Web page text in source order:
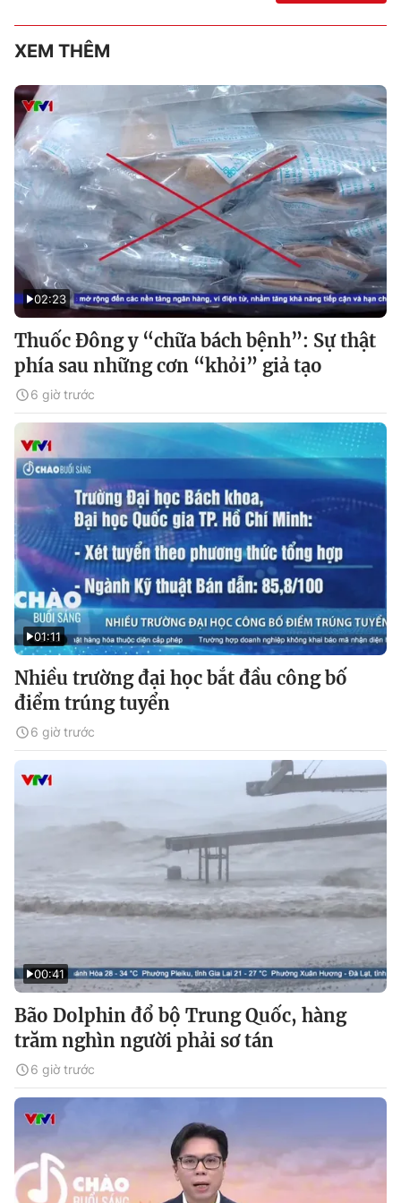
XEM THÊM
02:23
Thuốc Đông y “chữa bách bệnh”: Sự thật
phía sau những cơn “khỏi” giả tạo
6 giờ trước
01:11
Nhiều trường đại học bắt đầu công bố
điểm trúng tuyển
6 giờ trước
00:41
Bão Dolphin đổ bộ Trung Quốc, hàng
trăm nghìn người phải sơ tán
6 giờ trước